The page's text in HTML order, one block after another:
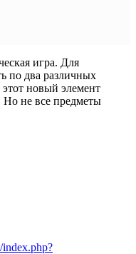
игра. Для
по два различных
новый элемент
Но не все предметы